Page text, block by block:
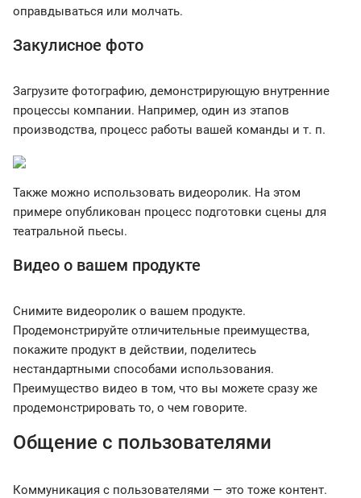
оправдываться или молчать.
Закулисное фото
Загрузите фотографию, демонстрирующую внутренние
процессы компании. Например, один из этапов
производства, процесс работы вашей команды и т. п.
Также можно использовать видеоролик. На этом
примере опубликован процесс подготовки сцены для
театральной пьесы.
Видео о вашем продукте
Снимите видеоролик о вашем продукте.
Продемонстрируйте отличительные преимущества,
покажите продукт в действии, поделитесь
нестандартными способами использования.
Преимущество видео в том, что вы можете сразу же
продемонстрировать то, о чем говорите.
Общение с пользователями
Коммуникация с пользователями — это тоже контент.